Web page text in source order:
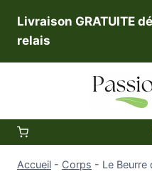
contenu
Livraison GRATUITE
relais
Accueil - Corps - Le Beurre